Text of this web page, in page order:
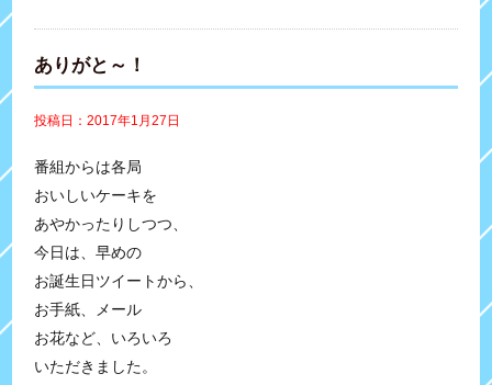
ありがと～！
投稿日：2017年1月27日
番組からは各局
おいしいケーキを
あやかったりしつつ、
今日は、早めの
お誕生日ツイートから、
お手紙、メール
お花など、いろいろ
いただきました。